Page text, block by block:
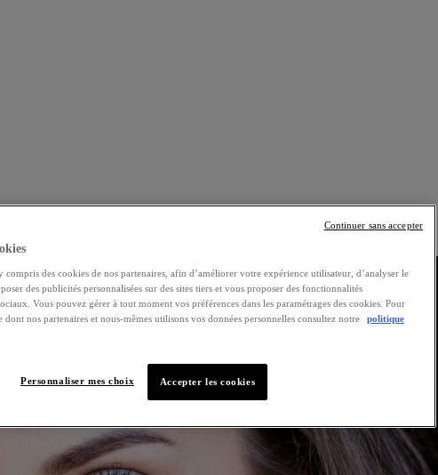
compris des cookies de nos partenaires, afin d’améliorer votre expérience utilisateur, d’analyser le
des publicités personnalisées sur des sites tiers et vous proposer des fonctionnalités
Vous pouvez gérer à tout moment vos préférences dans les paramétrages des cookies. Pour
nos partenaires et nous-mêmes utilisons vos données personnelles consultez notre
politique
Accepter les cookies
Personnaliser mes choix
Continuer sans accepter